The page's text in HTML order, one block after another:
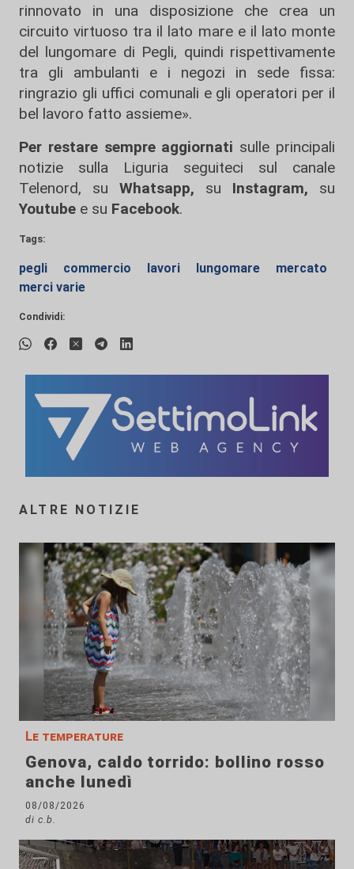
rinnovato in una disposizione che crea un
circuito virtuoso tra il lato mare e il lato monte
del lungomare di Pegli, quindi rispettivamente
tra gli ambulanti e i negozi in sede fissa:
ringrazio gli uffici comunali e gli operatori per il
bel lavoro fatto assieme».
Per restare sempre aggiornati sulle principali
notizie sulla Liguria seguiteci sul canale
Telenord, su
Whatsapp, su Instagram, su
Youtube e su Facebook.
Tags:
pegli commercio lavori lungomare
mercato
merci varie
Condividi:
ALTRE NOTIZIE
Le temperature
Genova, caldo torrido: bollino rosso
anche lunedì
08/08/2026
di c.b.